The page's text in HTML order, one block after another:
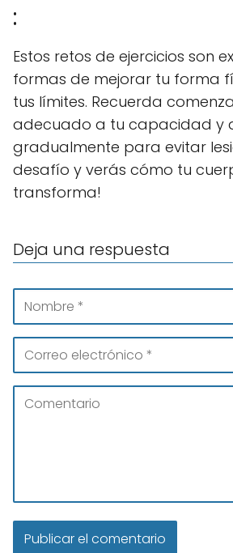
:
Estos retos de ejercicios son
formas de mejorar tu forma
tus límites. Recuerda
adecuado a tu capacidad y
gradualmente para evitar
desafío y verás cómo tu
transforma!
Deja una respuesta